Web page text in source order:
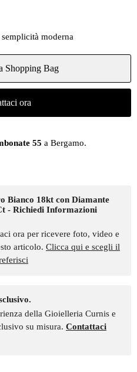
moderna
Shopping Bag
ora
55 a Bergamo.
Bianco 18kt con Diamante
- Richiedi Informazioni
ora per ricevere foto, video e
articolo. Clicca qui e scegli il
della Gioielleria Curnis e
su misura. Contattaci